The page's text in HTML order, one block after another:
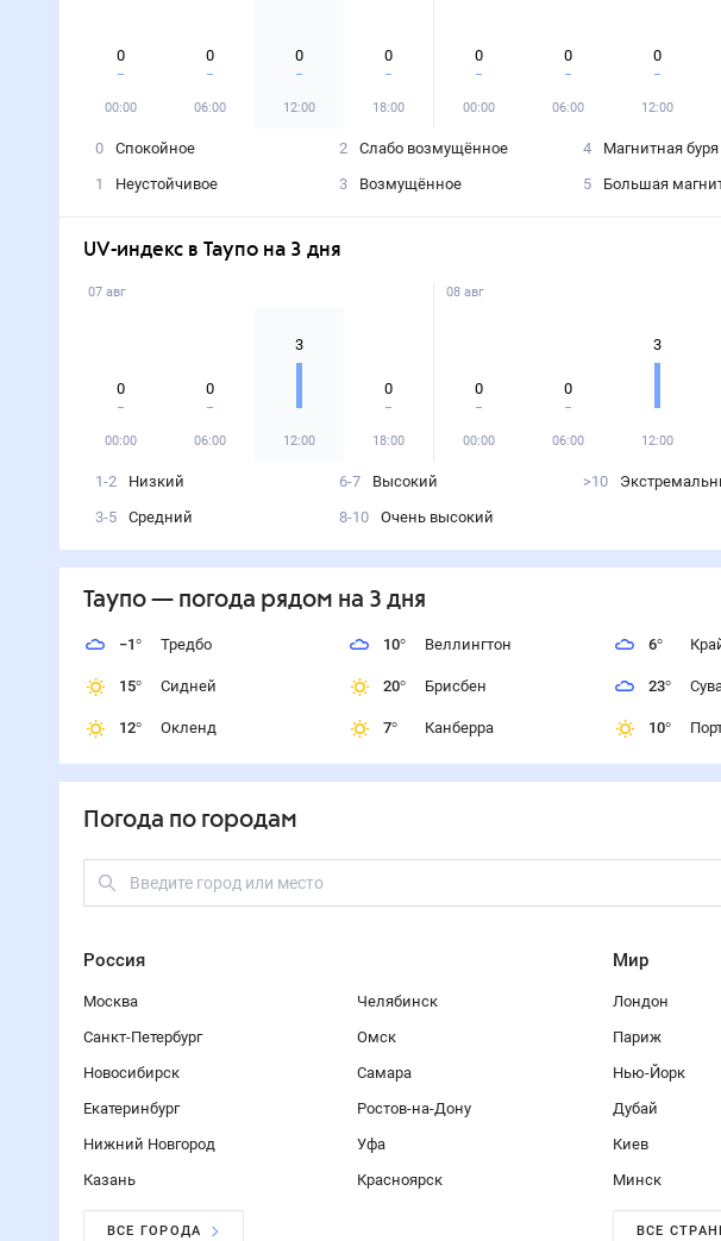
0
00:00
0
06:00
0
12:00
0
18:00
0
00:00
0
06:00
0
12:00
0
Спокойное
1
Неустойчивое
2
Слабо возмущённое
3
Возмущённое
4
Магнитная буря
5
Большая
UV-индекс в Таупо на 3 дня
07 авг
0
00:00
0
06:00
3
12:00
0
18:00
08 авг
0
00:00
0
06:00
3
12:00
1-2
Низкий
3-5
Средний
6-7
Высокий
8-10
Очень высокий
>10
Таупо— погода рядом на 3 дня
−1° Тредбо
15° Сидней
12° Окленд
10° Веллингтон
20° Брисбен
7° Канберра
6°
23°
10°
Погода по городам
Россия
Москва
Санкт-Петербург
Новосибирск
Екатеринбург
Нижний Новгород
Казань
Челябинск
Омск
Самара
Ростов-на-Дону
Уфа
Красноярск
ВСЕ ГОРОДА
Мир
Лондон
Париж
Нью-Йорк
Дубай
Киев
Минск
ВСЕ